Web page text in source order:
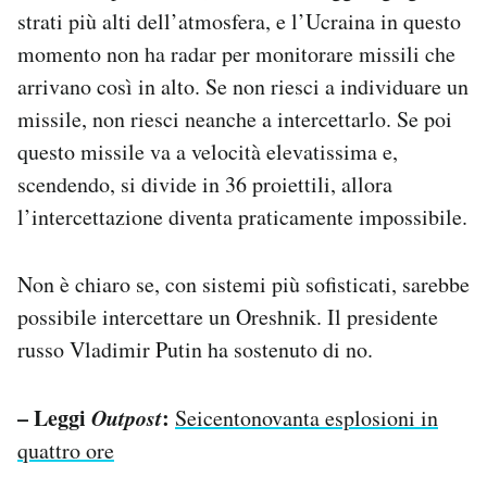
strati più alti dell’atmosfera, e l’Ucraina in questo
momento non ha radar per monitorare missili che
arrivano così in alto. Se non riesci a individuare un
missile, non riesci neanche a intercettarlo. Se poi
questo missile va a velocità elevatissima e,
scendendo, si divide in 36 proiettili, allora
l’intercettazione diventa praticamente impossibile.
Non è chiaro se, con sistemi più sofisticati, sarebbe
possibile intercettare un Oreshnik. Il presidente
russo Vladimir Putin ha sostenuto di no.
– Leggi Outpost: Seicentonovanta esplosioni in
quattro ore